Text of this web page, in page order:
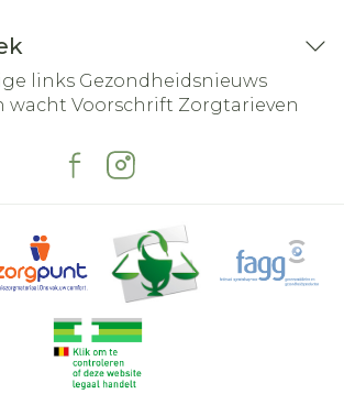
links Gezondheidsnieuws
wacht Voorschrift Zorgtarieven